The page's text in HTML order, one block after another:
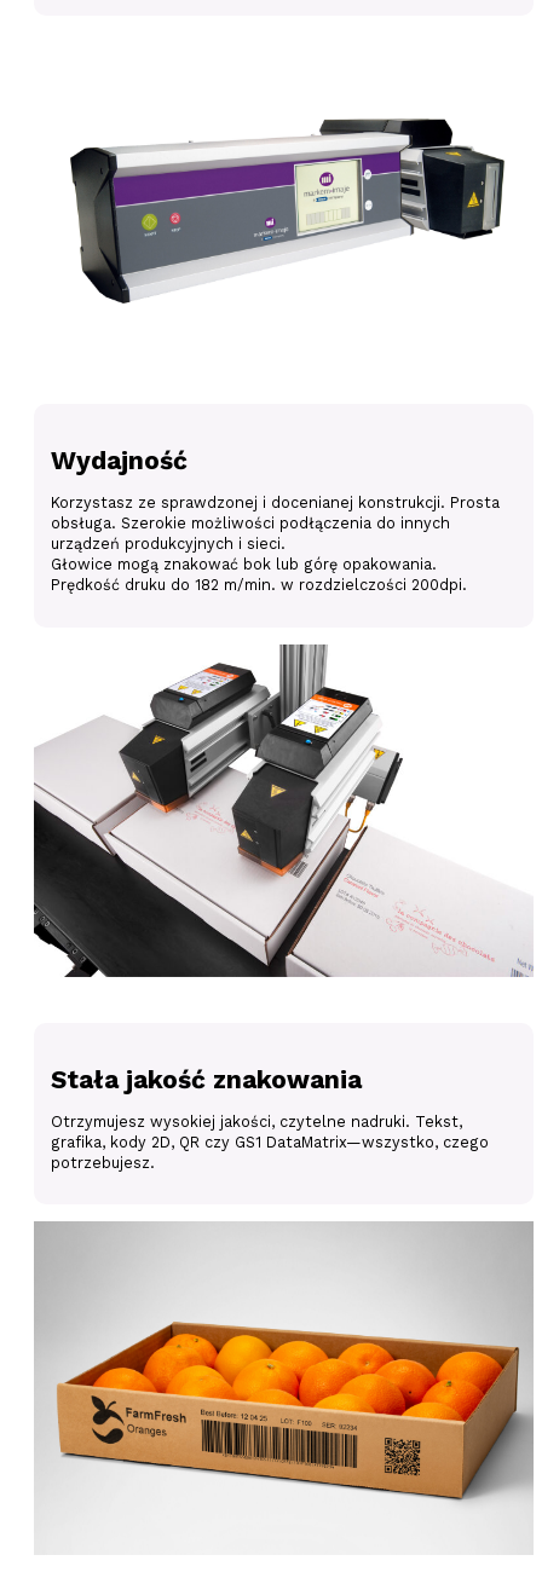
Wydajność
Korzystasz ze sprawdzonej i docenianej konstrukcji. Prosta
obsługa. Szerokie możliwości podłączenia do innych
urządzeń produkcyjnych i sieci.
Głowice mogą znakować bok lub górę opakowania.
Prędkość druku do 182 m/min. w rozdzielczości 200dpi.
Stała jakość znakowania
Otrzymujesz wysokiej jakości, czytelne nadruki. Tekst,
grafika, kody 2D, QR czy GS1 DataMatrix—wszystko, czego
potrzebujesz.